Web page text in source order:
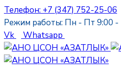
Телефон: +7 (347) 752-25-06
Режим работы: Пн - Пт 9:00 -
Vk
Whatsapp